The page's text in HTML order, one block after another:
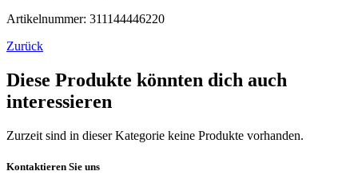
Artikelnummer: 311144446220
Zurück
Diese Produkte könnten dich auch
interessieren
Zurzeit sind in dieser Kategorie keine Produkte vorhanden.
Kontaktieren Sie uns